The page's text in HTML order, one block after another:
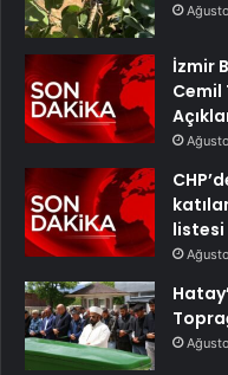
İzmir
Cemil
listesi